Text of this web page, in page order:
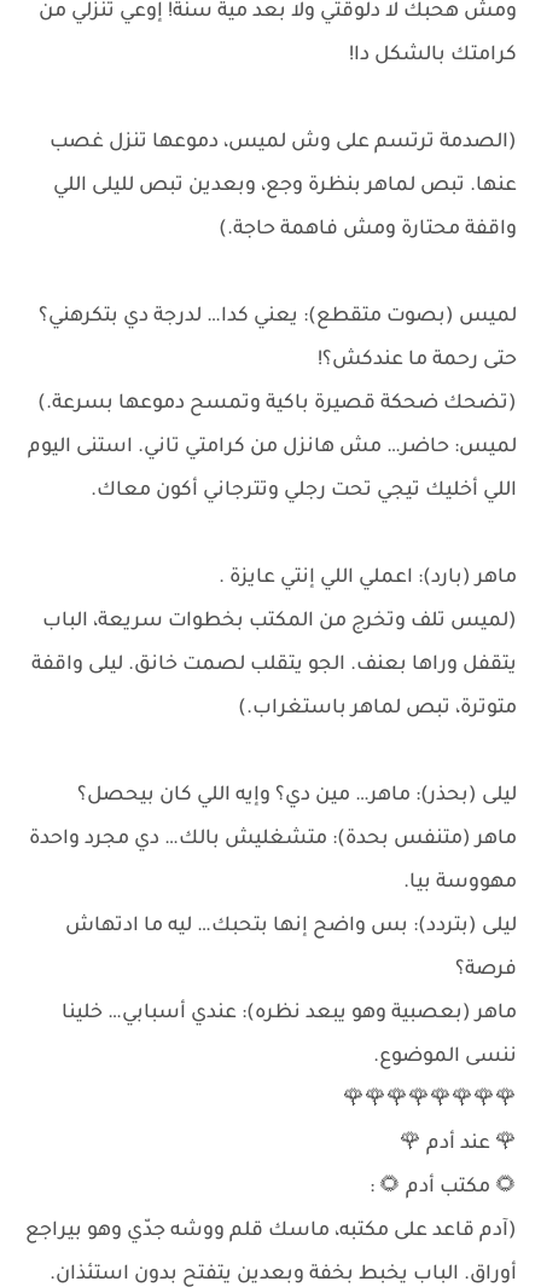
ومش هحبك لا دلوقتي ولا بعد مية سنة! إوعي تنزلي من
كرامتك بالشكل دا!
(الصدمة ترتسم على وش لميس، دموعها تنزل غصب
عنها. تبص لماهر بنظرة وجع، وبعدين تبص لليلى اللي
واقفة محتارة ومش فاهمة حاجة.)
لميس (بصوت متقطع): يعني كدا… لدرجة دي بتكرهني؟
حتى رحمة ما عندكش؟!
(تضحك ضحكة قصيرة باكية وتمسح دموعها بسرعة.)
لميس: حاضر… مش هانزل من كرامتي تاني. استنى اليوم
اللي أخليك تيجي تحت رجلي وتترجاني أكون معاك.
ماهر (بارد): اعملي اللي إنتي عايزة .
(لميس تلف وتخرج من المكتب بخطوات سريعة، الباب
يتقفل وراها بعنف. الجو يتقلب لصمت خانق. ليلى واقفة
متوترة، تبص لماهر باستغراب.)
ليلى (بحذر): ماهر… مين دي؟ وإيه اللي كان بيحصل؟
ماهر (متنفس بحدة): متشغليش بالك… دي مجرد واحدة
مهووسة بيا.
ليلى (بتردد): بس واضح إنها بتحبك… ليه ما ادتهاش
فرصة؟
ماهر (بعصبية وهو يبعد نظره): عندي أسبابي… خلينا
ننسى الموضوع.
🌹🌹🌹🌹🌹🌹🌹🌹
🌹 عند أدم 🌹
🌻 مكتب أدم 🌻 :
(آدم قاعد على مكتبه، ماسك قلم ووشه جدّي وهو بيراجع
أوراق. الباب يخبط بخفة وبعدين يتفتح بدون استئذان.